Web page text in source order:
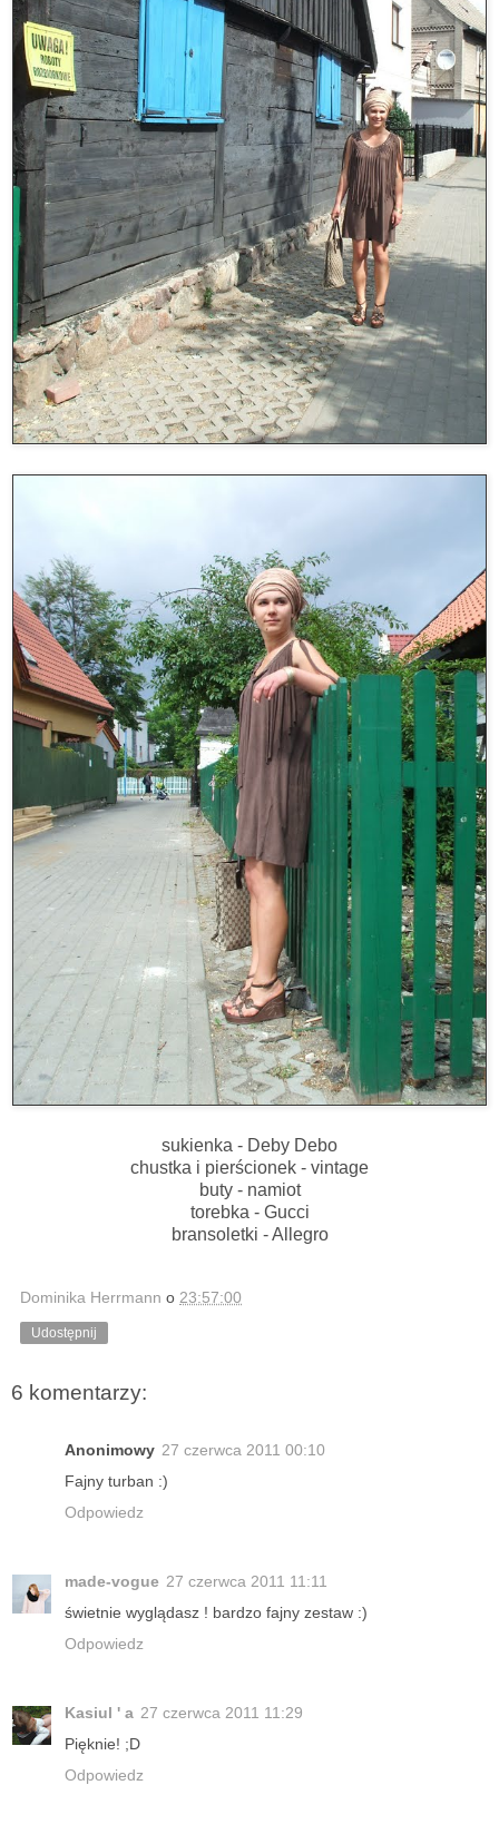
sukienka - Deby Debo
chustka i pierścionek - vintage
buty - namiot
torebka - Gucci
bransoletki - Allegro
Dominika Herrmann o 23:57:00
Udostępnij
6 komentarzy:
Anonimowy 27 czerwca 2011 00:10
Fajny turban :)
Odpowiedz
made-vogue 27 czerwca 2011 11:11
świetnie wyglądasz ! bardzo fajny zestaw :)
Odpowiedz
Kasiul ' a 27 czerwca 2011 11:29
Pięknie! ;D
Odpowiedz